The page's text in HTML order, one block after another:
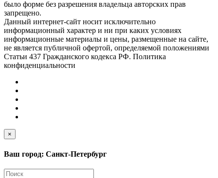
было форме без разрешения владельца авторских прав
запрещено.
Данный интернет-сайт носит исключительно
информационный характер и ни при каких условиях
информационные материалы и цены, размещенные на сайте,
не является публичной офертой, определяемой положениями
Статьи 437 Гражданского кодекса РФ. Политика
конфиденциальности
×
Ваш город: Санкт-Петербург